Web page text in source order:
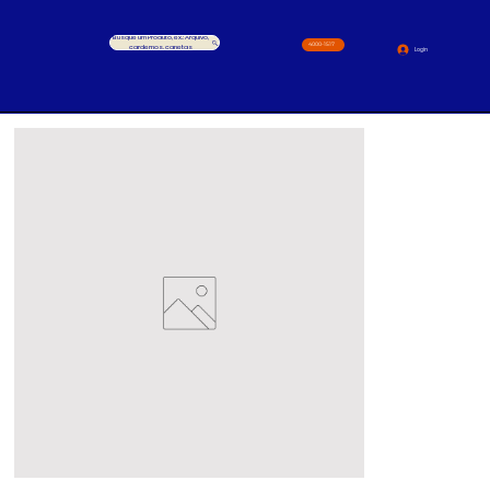
Busque um Produto, ex.: Arquivo,
cardernos, canetas
4000-1517
Login